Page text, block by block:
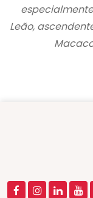
Leão,